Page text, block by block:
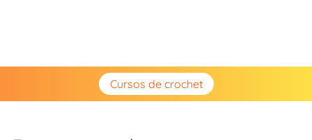
Cursos de crochet